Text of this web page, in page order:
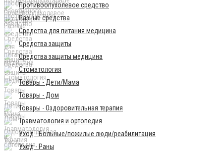
Противоопухолевое средство
Разные средства
Средства для питания медицина
Средства защиты
Средства защиты медицина
Стоматология
Товары - Дети/Мама
Товары - Дом
Товары - Оздоровительная терапия
Травматология и ортопедия
Уход - Больные/пожилые люди/реабилитация
Уход - Раны